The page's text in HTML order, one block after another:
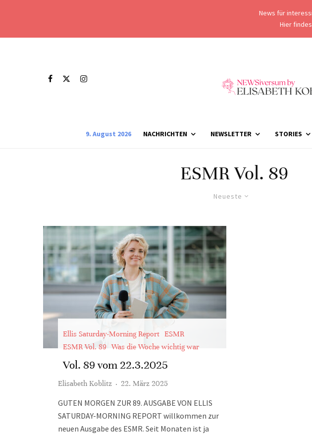
News für
Hier
9. August 2026 NACHRICHTEN NEWSLETTER STORIES
ESMR Vol. 89
Neueste
Ellis Saturday-Morning Report ESMR
ESMR Vol. 89 Was die Woche wichtig war
Vol. 89 vom 22.3.2025
Elisabeth Koblitz · 22. März 2025
GUTEN MORGEN ZUR 89. AUSGABE VON ELLIS
SATURDAY-MORNING REPORT willkommen zur
neuen Ausgabe des ESMR. Seit Monaten ist ja